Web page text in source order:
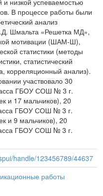
и низкой успеваемостью
В процессе работы были
анализ
Шмальта «Решетка МД»,
мотивации (ШАМ-Ш),
статистики (методы
статистический
корреляционный анализ).
участвовало 30
ГБОУ СОШ № 3 г.
и 17 мальчиков), 20
ГБОУ СОШ № 3 г.
и 9 мальчиков), 20
ГБОУ СОШ № 3 г.
handle/123456789/44637
работы